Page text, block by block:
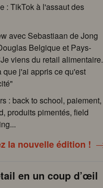
: TikTok à l'assaut des
avec Sebastiaan de Jong
Belgique et Pays-
viens du retail alimentaire.
que j'ai appris ce qu'est
: back to school, paiement,
produits pimentés, field
la nouvelle édition !
en un coup d’œil